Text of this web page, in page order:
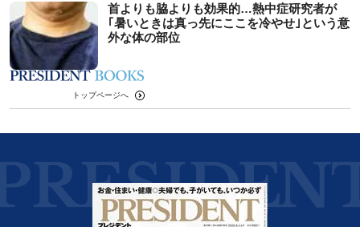
首よりも脇よりも効果的…熱中症研究者が
｢暑いときは真っ先にここを冷やせ｣という意
外な体の部位
トップページへ